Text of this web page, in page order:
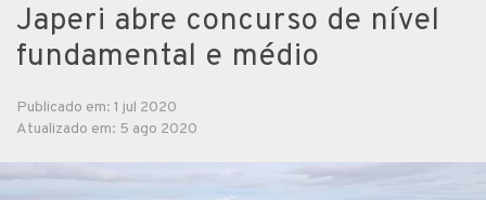
Japeri abre concurso de nível
fundamental e médio
Publicado em: 1 jul 2020
Atualizado em: 5 ago 2020